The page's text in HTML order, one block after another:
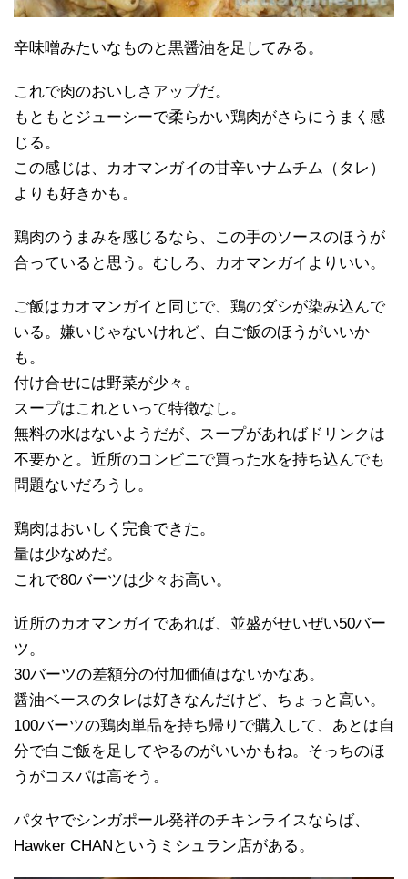
辛味噌みたいなものと黒醤油を足してみる。
これで肉のおいしさアップだ。
もともとジューシーで柔らかい鶏肉がさらにうまく感
じる。
この感じは、カオマンガイの甘辛いナムチム（タレ）
よりも好きかも。
鶏肉のうまみを感じるなら、この手のソースのほうが
合っていると思う。むしろ、カオマンガイよりいい。
ご飯はカオマンガイと同じで、鶏のダシが染み込んで
いる。嫌いじゃないけれど、白ご飯のほうがいいか
も。
付け合せには野菜が少々。
スープはこれといって特徴なし。
無料の水はないようだが、スープがあればドリンクは
不要かと。近所のコンビニで買った水を持ち込んでも
問題ないだろうし。
鶏肉はおいしく完食できた。
量は少なめだ。
これで80バーツは少々お高い。
近所のカオマンガイであれば、並盛がせいぜい50バー
ツ。
30バーツの差額分の付加価値はないかなあ。
醤油ベースのタレは好きなんだけど、ちょっと高い。
100バーツの鶏肉単品を持ち帰りで購入して、あとは自
分で白ご飯を足してやるのがいいかもね。そっちのほ
うがコスパは高そう。
パタヤでシンガポール発祥のチキンライスならば、
Hawker CHANというミシュラン店がある。